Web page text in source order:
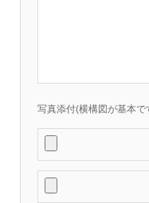
写真添付(横構図が基本